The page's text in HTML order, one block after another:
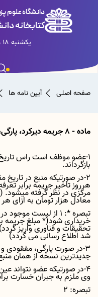
دانشگاه علوم
کتابخانه
یکشنبه 18 مرداد 1405
صفحه اصلی آیین نامه ها
ماده8 -جریمه دیرکرد،
1-عضو موظف است راس تاریخ
بازگرداند.
2-در صورتیکه منبع در
هرروز تاخیر جریمه برابر
مرکزی در نظر گرفته میشود.
)
معادل هزار تومان به ازای
تبصره1 :* از لیست موجود در
خریداری شود(* مبلغ جریمه
تحقیقات و فناوری واریز گردد
شد اطلاع رسانی می گردد(
3-در صورت پارگی، مفقودی
جدیدترین نسخه از همان
4-در صورتیکه عضو نتواند
وی ملزم به جبران خسارت
تبصره2 :